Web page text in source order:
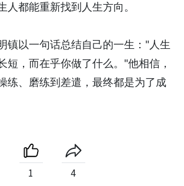
人都能重新找到人生方向。
镇以一句话总结自己的一生："人生
短，而在乎你做了什么。"他相信，
练、磨练到差遣，最终都是为了成
1 4